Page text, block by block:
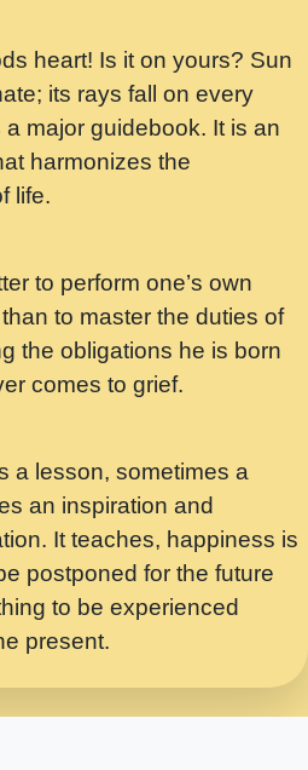
न आय, रठ हर क मनन न आय
ji maharaj.mp3
- गीता प्रेरणा -Swami
कगन Special Shyam
शर रध.... Shri
ji maharaj.mp3
लगा - भजन भाव - 2018 -
Gyananand Ji
नकज कमर Yahi Hasraten
#bhajan.mp3
न लग Sadhvi Purnima Ji
#बसर.mp3
भ मझ पयर ह!छड म कस दत
- तर अखय ह जद भर बहर ज म
heart! Is it on yours? Sun
its rays fall on every
major guidebook. It is an
harmonizes the
life.
to perform one’s own
to master the duties of
the obligations he is born
comes to grief.
a lesson, sometimes a
an inspiration and
It teaches, happiness is
postponed for the future
to be experienced
present.